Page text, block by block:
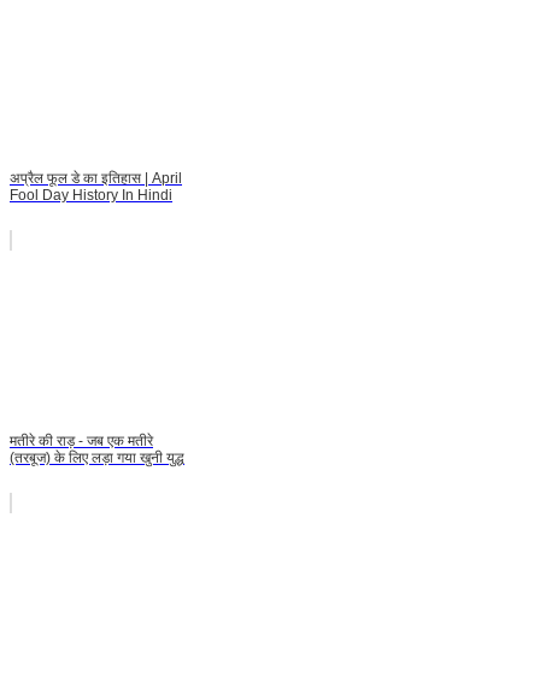
अप्रैल फूल डे का इतिहास | April
Fool Day History In Hindi
मतीरे की राड़ - जब एक मतीरे
(तरबूज) के लिए लड़ा गया खुनी युद्ध